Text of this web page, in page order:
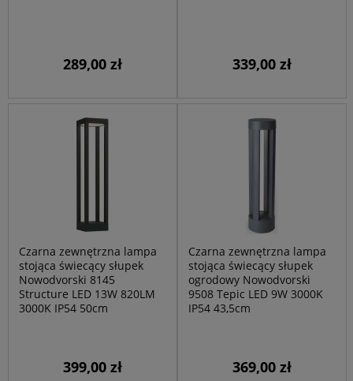
289,00 zł 339,00 zł
Czarna zewnętrzna lampa
stojąca świecący słupek
Nowodvorski 8145
Structure LED 13W 820LM
3000K IP54 50cm
399,00 zł
Czarna zewnętrzna lampa
stojąca świecący słupek
ogrodowy Nowodvorski
9508 Tepic LED 9W 3000K
IP54 43,5cm
369,00 zł